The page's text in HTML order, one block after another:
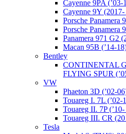
Cayenne 9PA (’03-
Cayenne 9Y (2017-
Porsche Panamera
Porsche Panamera
Panamera 971 G2
Macan 95B (’14-
Bentley
CONTINENTAL
FLYING SPUR
VW
Phaeton 3D (’02-
Touareg I. 7L (’02-
Touareg II. 7P
Touareg III. CR
Tesla